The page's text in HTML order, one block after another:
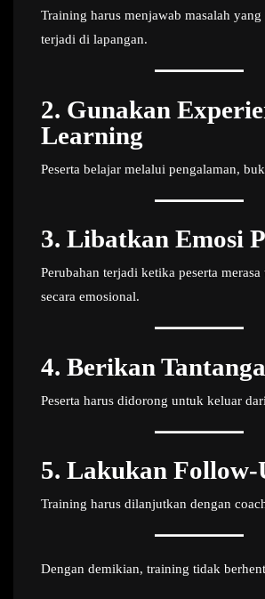
Training harus menjawab masalah yang
terjadi di lapangan.
2. Gunakan
Learning
Peserta belajar melalui pengalaman,
3. Libatkan Emosi
Perubahan terjadi ketika peserta merasa
secara emosional.
4. Berikan
Peserta harus didorong untuk keluar
5. Lakukan Follow-
Training harus dilanjutkan dengan
Dengan demikian, training tidak